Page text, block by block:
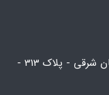
تهران - جنت آباد شمالی - قبل از گلستان شرقی - پلاک 313 -